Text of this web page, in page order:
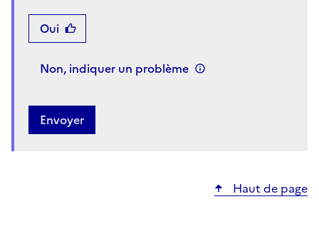
Oui
Non, indiquer un problème
Haut de page